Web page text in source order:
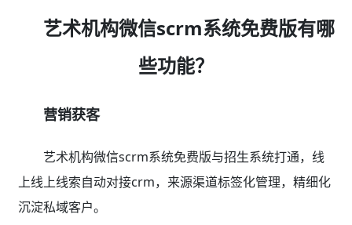
艺术机构微信scrm系统免费版有哪
些功能？
营销获客
艺术机构微信scrm系统免费版与招生系统打通，线
上线上线索自动对接crm，来源渠道标签化管理，精细化
沉淀私域客户。